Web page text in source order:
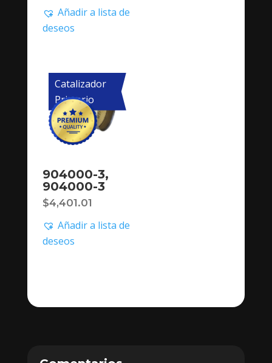
Añadir a lista de
deseos
Catalizador
Primario
904000-3,
904000-3
$4,401.01
Añadir a lista de
deseos